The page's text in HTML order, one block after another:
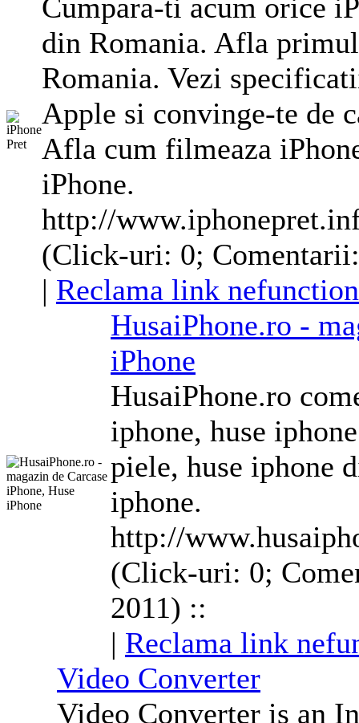
Cumpara-ti acum orice
din Romania. Afla
Romania. Vezi
Apple si convinge-te de
Afla cum filmeaza
iPhone.
http://
(Click-uri: 0;
| Reclama link
HusaiPhone.ro -
iPhone
HusaiPhone.ro
iphone, huse
piele, huse iphone
iphone.
http://
(Click-uri: 0;
2011) ::
| Reclama link
Video Converter
Video Converter is an